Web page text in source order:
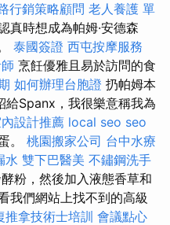
行銷策略顧問 老人養護 單
真時想成為帕姆·安德森
泰國簽證 西屯按摩服務
烹飪優雅且易於訪問的食
如何辦理台胞證 扔帕姆本
給Spanx，我很樂意稱我為
設計推薦 local seo seo
。 桃園搬家公司 台中水療
水 雙下巴醫美 不鏽鋼洗手
粉，然後加入液態香草和
我們網站上找不到的高級
推拿技術士培訓 會議點心